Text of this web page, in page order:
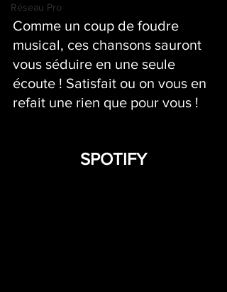
Réseau Pro
Comme un coup de foudre
musical, ces chansons sauront
vous séduire en une seule
écoute ! Satisfait ou on vous en
refait une rien que pour vous !
SPOTIFY